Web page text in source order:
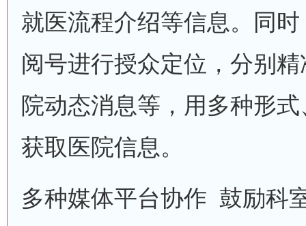
就医流程介绍等信息。同
阅号进行授众定位，分别
院动态消息等，用多种形
获取医院信息。
多种媒体平台协作 鼓励科